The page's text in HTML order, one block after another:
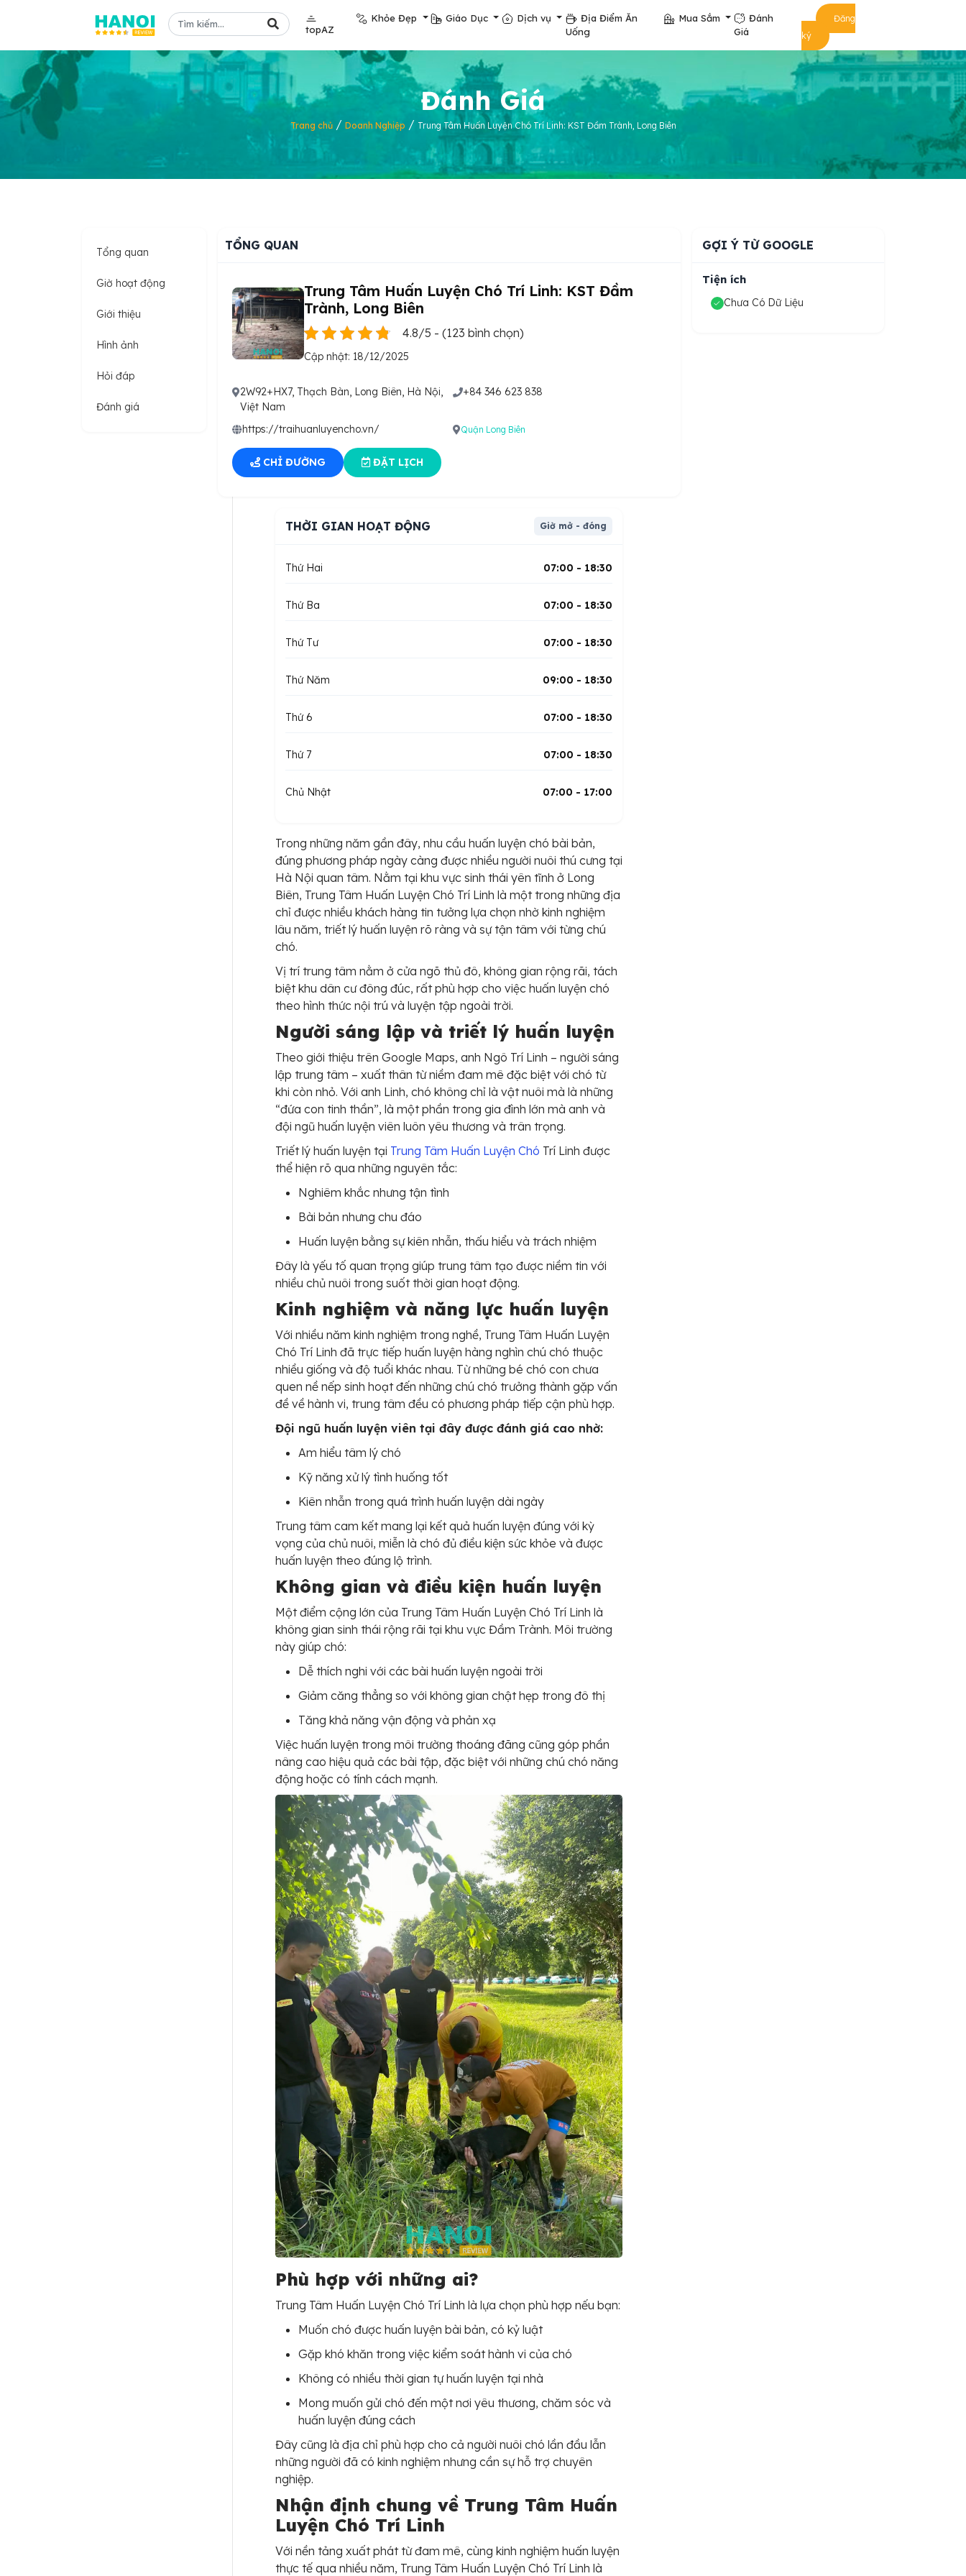
topAZ
Khỏe Đẹp Giáo Dục Dịch vụ
Địa Điểm Ăn
Uống
Mua Sắm
Đánh
Giá
Đăng
ký
Đánh Giá
Trang chủ/ Doanh Nghiệp / Trung Tâm Huấn Luyện Chó Trí Linh: KST Đầm Trành, Long Biên
Tổng quan
Giờ hoạt động
Giới thiệu
Hình ảnh
Hỏi đáp
Đánh giá
TỔNG QUAN
Trung Tâm Huấn Luyện Chó Trí Linh: KST Đầm
Trành, Long Biên
4.8/5 - (123 bình chọn)
Cập nhật: 18/12/2025
2W92+HX7, Thạch Bàn, Long Biên, Hà Nội,
Việt Nam
+84 346 623 838
https://traihuanluyencho.vn/ Quận Long Biên
CHỈ ĐƯỜNG ĐẶT LỊCH
THỜI GIAN HOẠT ĐỘNG Giờ mở - đóng
Thứ Hai 07:00 - 18:30
Thứ Ba 07:00 - 18:30
Thứ Tư 07:00 - 18:30
Thứ Năm 09:00 - 18:30
Thứ 6 07:00 - 18:30
Thứ 7 07:00 - 18:30
Chủ Nhật 07:00 - 17:00
Trong những năm gần đây, nhu cầu huấn luyện chó bài bản,
đúng phương pháp ngày càng được nhiều người nuôi thú cưng tại
Hà Nội quan tâm. Nằm tại khu vực sinh thái yên tĩnh ở Long
Biên, Trung Tâm Huấn Luyện Chó Trí Linh là một trong những địa
chỉ được nhiều khách hàng tin tưởng lựa chọn nhờ kinh nghiệm
lâu năm, triết lý huấn luyện rõ ràng và sự tận tâm với từng chú
chó.
Vị trí trung tâm nằm ở cửa ngõ thủ đô, không gian rộng rãi, tách
biệt khu dân cư đông đúc, rất phù hợp cho việc huấn luyện chó
theo hình thức nội trú và luyện tập ngoài trời.
Người sáng lập và triết lý huấn luyện
Theo giới thiệu trên Google Maps, anh Ngô Trí Linh – người sáng
lập trung tâm – xuất thân từ niềm đam mê đặc biệt với chó từ
khi còn nhỏ. Với anh Linh, chó không chỉ là vật nuôi mà là những
“đứa con tinh thần”, là một phần trong gia đình lớn mà anh và
đội ngũ huấn luyện viên luôn yêu thương và trân trọng.
Triết lý huấn luyện tại Trung Tâm Huấn Luyện Chó Trí Linh được
thể hiện rõ qua những nguyên tắc:
Nghiêm khắc nhưng tận tình
Bài bản nhưng chu đáo
Huấn luyện bằng sự kiên nhẫn, thấu hiểu và trách nhiệm
Đây là yếu tố quan trọng giúp trung tâm tạo được niềm tin với
nhiều chủ nuôi trong suốt thời gian hoạt động.
Kinh nghiệm và năng lực huấn luyện
Với nhiều năm kinh nghiệm trong nghề, Trung Tâm Huấn Luyện
Chó Trí Linh đã trực tiếp huấn luyện hàng nghìn chú chó thuộc
nhiều giống và độ tuổi khác nhau. Từ những bé chó con chưa
quen nề nếp sinh hoạt đến những chú chó trưởng thành gặp vấn
đề về hành vi, trung tâm đều có phương pháp tiếp cận phù hợp.
Đội ngũ huấn luyện viên tại đây được đánh giá cao nhờ:
Am hiểu tâm lý chó
Kỹ năng xử lý tình huống tốt
Kiên nhẫn trong quá trình huấn luyện dài ngày
Trung tâm cam kết mang lại kết quả huấn luyện đúng với kỳ
vọng của chủ nuôi, miễn là chó đủ điều kiện sức khỏe và được
huấn luyện theo đúng lộ trình.
Không gian và điều kiện huấn luyện
Một điểm cộng lớn của Trung Tâm Huấn Luyện Chó Trí Linh là
không gian sinh thái rộng rãi tại khu vực Đầm Trành. Môi trường
này giúp chó:
Dễ thích nghi với các bài huấn luyện ngoài trời
Giảm căng thẳng so với không gian chật hẹp trong đô thị
Tăng khả năng vận động và phản xạ
Việc huấn luyện trong môi trường thoáng đãng cũng góp phần
nâng cao hiệu quả các bài tập, đặc biệt với những chú chó năng
động hoặc có tính cách mạnh.
Phù hợp với những ai?
Trung Tâm Huấn Luyện Chó Trí Linh là lựa chọn phù hợp nếu bạn:
Muốn chó được huấn luyện bài bản, có kỷ luật
Gặp khó khăn trong việc kiểm soát hành vi của chó
Không có nhiều thời gian tự huấn luyện tại nhà
Mong muốn gửi chó đến một nơi yêu thương, chăm sóc và
huấn luyện đúng cách
Đây cũng là địa chỉ phù hợp cho cả người nuôi chó lần đầu lẫn
những người đã có kinh nghiệm nhưng cần sự hỗ trợ chuyên
nghiệp.
Nhận định chung về Trung Tâm Huấn
Luyện Chó Trí Linh
Với nền tảng xuất phát từ đam mê, cùng kinh nghiệm huấn luyện
thực tế qua nhiều năm, Trung Tâm Huấn Luyện Chó Trí Linh là
GỢI Ý TỪ GOOGLE
Tiện ích
Chưa Có Dữ Liệu